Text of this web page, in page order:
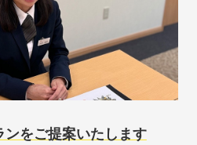
をご提案いたします